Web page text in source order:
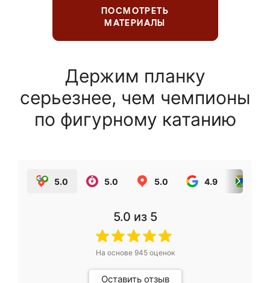
ПОСМОТРЕТЬ
МАТЕРИАЛЫ
Держим планку
серьезнее, чем чемпионы
по фигурному катанию
5.0 5.0 5.0 4.9
5.0 из 5
На основе 945оценок
Оставить отзыв